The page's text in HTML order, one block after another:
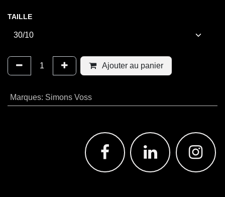
TAILLE
Ajouter au panier
Marques: Simons Voss